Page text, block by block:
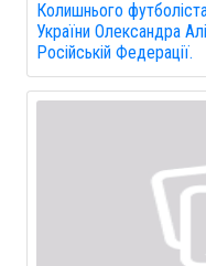
Колишнього
України Олександра
Російській Федерації.